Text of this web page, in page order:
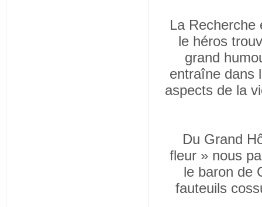
La
le héros
grand
entraîne dans
aspects de la
Du Grand
fleur » nous
le baron de
fauteuils